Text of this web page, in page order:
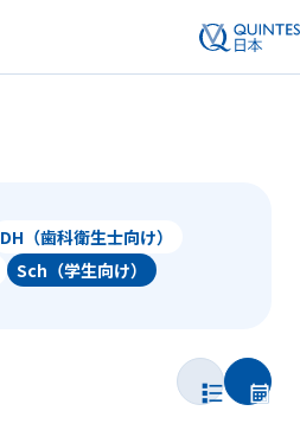
DH（歯科衛生士向け）
Sch（学生向け）